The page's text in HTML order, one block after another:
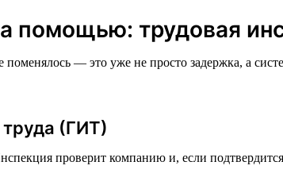
помощью: трудовая
— это уже не просто задержка, а
труда (ГИТ)
проверит компанию и, если